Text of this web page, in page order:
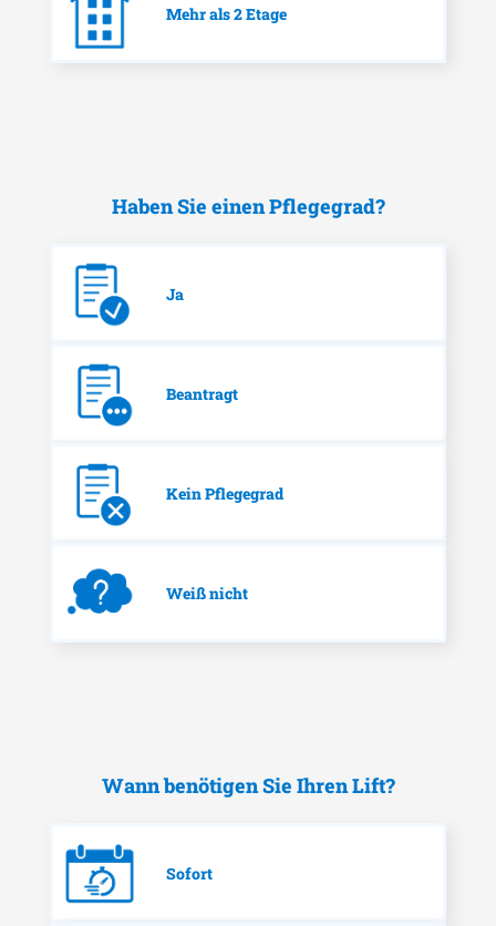
Mehr als 2 Etage
Haben Sie einen Pflegegrad?
Ja
Beantragt
Kein Pflegegrad
Weiß nicht
Wann benötigen Sie Ihren Lift?
Sofort